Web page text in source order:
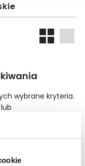
wybrane kryteria.